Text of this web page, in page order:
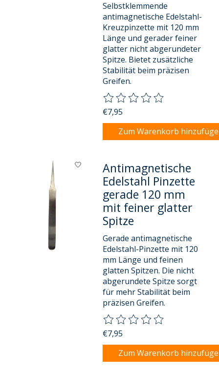
Selbstklemmende
antimagnetische Edelstahl-
Kreuzpinzette mit 120 mm
Länge und gerader feiner
glatter nicht abgerundeter
Spitze. Bietet zusätzliche
Stabilität beim präzisen
Greifen.
Die Bewertung dieses
€7,95
Zum Warenkorb
Antimagnetische
Edelstahl Pinzette
gerade 120 mm
mit feiner glatter
Spitze
Gerade antimagnetische
Edelstahl-Pinzette mit 120
mm Länge und feinen
glatten Spitzen. Die nicht
abgerundete Spitze sorgt
für mehr Stabilität beim
präzisen Greifen.
Die Bewertung dieses
€7,95
Zum Warenkorb